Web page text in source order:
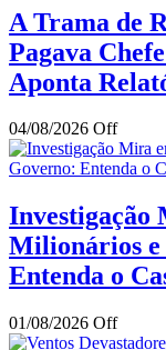
A Trama de
Pagava
Aponta
04/08/2026 Off
Investigação
Milionários e
Entenda o
01/08/2026 Off